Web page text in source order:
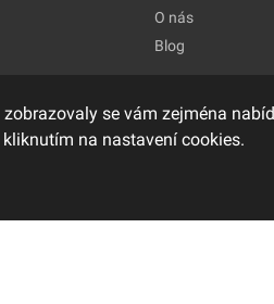
O nás
Blog
se vám zejména
na nastavení cookies.